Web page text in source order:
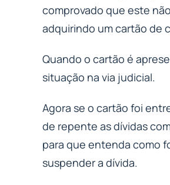
comprovado que este
adquirindo um cartão de
Quando o cartão é
situação na via judicial.
Agora se o cartão foi
de repente as dívidas
para que entenda como
suspender a dívida.